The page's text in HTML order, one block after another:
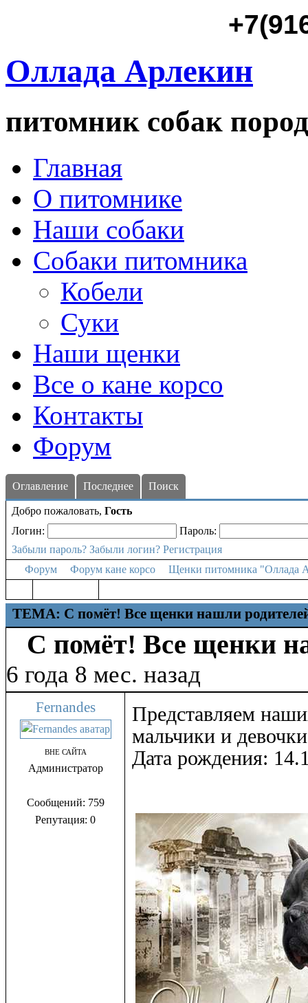
Оллада Арлекин
питомник собак
Главная
О питомнике
Наши собаки
Собаки питомника
Кобели
Суки
Наши щенки
Все о кане корсо
Контакты
Форум
Оглавление Последнее Поиск
Добро пожаловать, Гость
Логин:
Пароль:
Забыли пароль? Забыли логин? Регистрация
Форум
Форум кане корсо Щенки питомника "Оллада
ТЕМА: С помёт! Все щенки нашли
С помёт! Все щенки
6 года 8 мес. назад
Fernandes
ВНЕ САЙТА
Администратор
Сообщений: 759
Репутация: 0
Представляем
мальчики и
Дата рождения: